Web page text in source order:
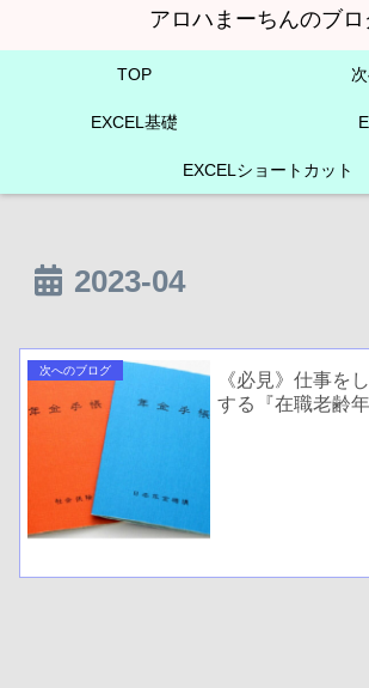
アロハまーちんのブロ
TOP
EXCEL基礎
EXCELショートカット
2023-04
次へのブログ
《必見》仕事を
する『在職老齢